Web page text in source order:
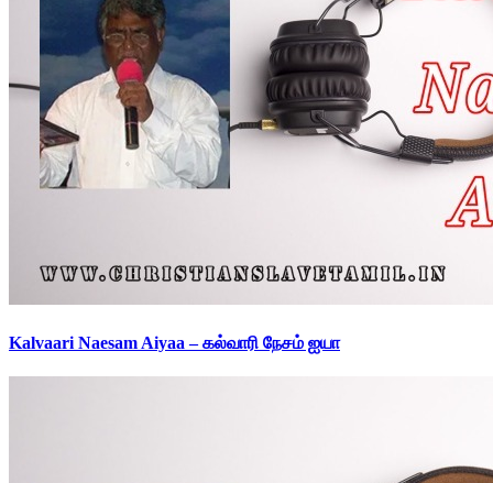
Kalvaari Naesam Aiyaa – கல்வாரி நேசம் ஐயா